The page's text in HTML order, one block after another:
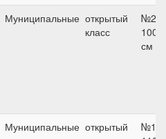
Муниципальные открытый
класс
№2,
100
см
Муниципальные открытый
№10,